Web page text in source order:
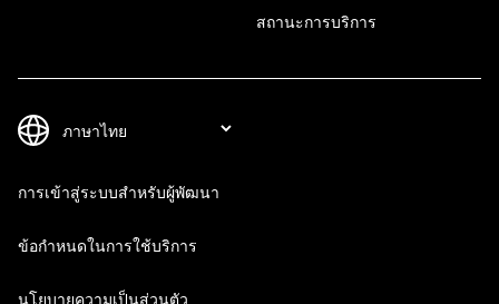
สถานะการบริการ
การเข้าสู่ระบบสำหรับผู้พัฒนา
ข้อกำหนดในการใช้บริการ
นโยบายความเป็นส่วนตัว